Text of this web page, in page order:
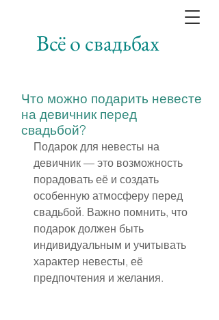
Всё о свадьбах
Что можно подарить невесте
на девичник перед
свадьбой?
Подарок для невесты на
девичник — это возможность
порадовать её и создать
особенную атмосферу перед
свадьбой. Важно помнить, что
подарок должен быть
индивидуальным и учитывать
характер невесты, её
предпочтения и желания.